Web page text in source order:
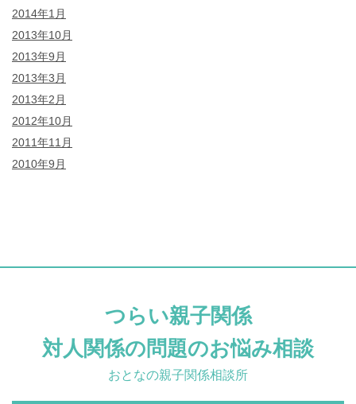
2014年1月
2013年10月
2013年9月
2013年3月
2013年2月
2012年10月
2011年11月
2010年9月
つらい親子関係
対人関係の問題のお悩み相談
おとなの親子関係相談所